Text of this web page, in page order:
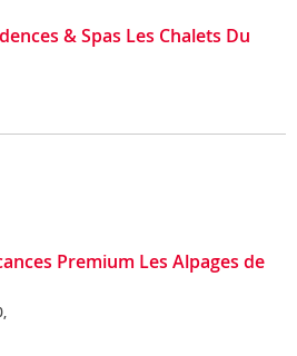
& Spas Les Chalets Du
Premium Les Alpages de